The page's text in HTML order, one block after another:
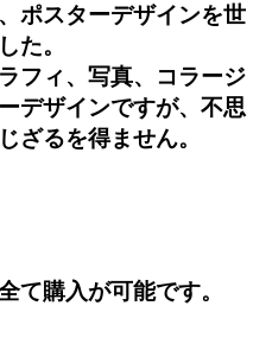
ポスターデザインを世
た。
フィ、写真、コラージ
デザインですが、不思
ざるを得ません。
て購入が可能です。